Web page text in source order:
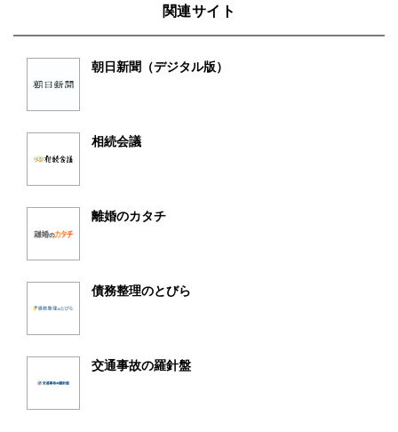
関連サイト
朝日新聞（デジタル版）
相続会議
離婚のカタチ
債務整理のとびら
交通事故の羅針盤